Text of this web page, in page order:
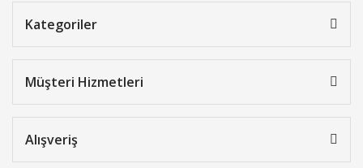
Kategoriler
Müşteri Hizmetleri
Alışveriş